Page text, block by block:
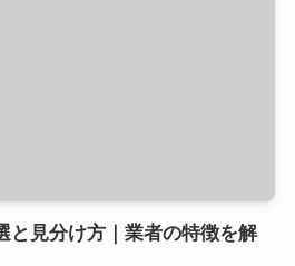
と見分け方｜業者の特徴を解